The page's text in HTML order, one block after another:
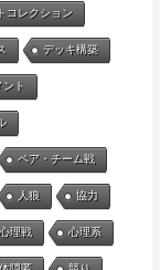
コレクション
デッキ構築
ント
ペア・チーム戦
人狼 協力
心理戦 心理系